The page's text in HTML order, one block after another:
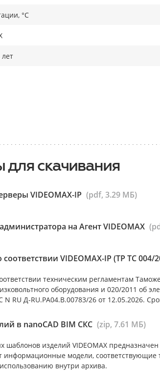
°C
для скачивания
VIDEOMAX-IP (pdf, 3.29 МБ)
на Агент VIDEOMAX
VIDEOMAX-IP (ТР ТС 004/
техническим регламентам
оборудования и 020/2011 об
RU Д-RU.РА04.В.00783/26 от 12.05.2026.
в nanoCAD BIM СКС (zip, 7.61 МБ)
шаблонов изделий VIDEOMAX
информационные модели, соответствующие
внутри архива.